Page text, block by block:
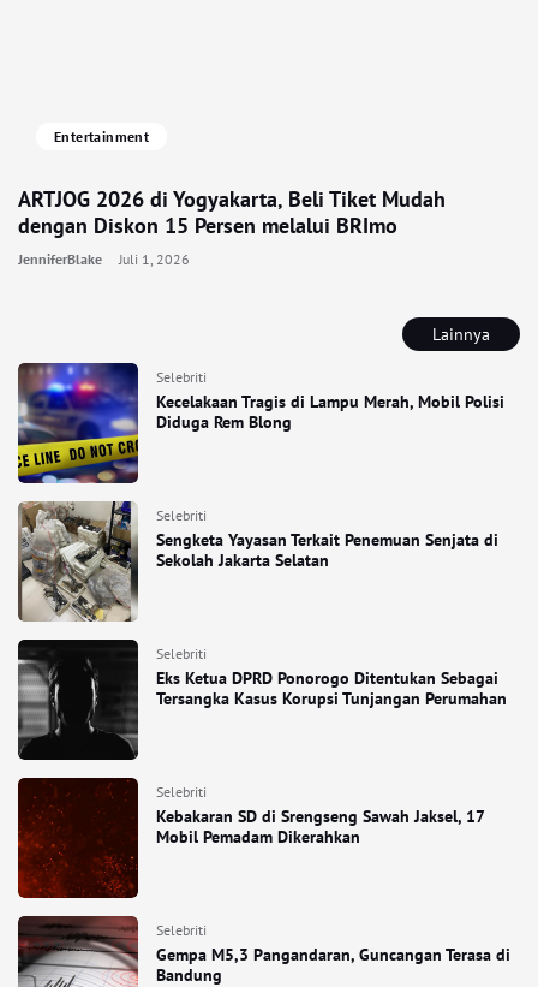
Lainnya
Selebriti
Kecelakaan Tragis di Lampu Merah, Mobil Polisi
Diduga Rem Blong
Selebriti
Sengketa Yayasan Terkait Penemuan Senjata di
Sekolah Jakarta Selatan
Selebriti
Eks Ketua DPRD Ponorogo Ditentukan Sebagai
Tersangka Kasus Korupsi Tunjangan Perumahan
Selebriti
Kebakaran SD di Srengseng Sawah Jaksel, 17
Mobil Pemadam Dikerahkan
Selebriti
Gempa M5,3 Pangandaran, Guncangan Terasa di
Bandung
Entertainment
ARTJOG 2026 di Yogyakarta, Beli Tiket Mudah
dengan Diskon 15 Persen melalui BRImo
JenniferBlake Juli 1, 2026